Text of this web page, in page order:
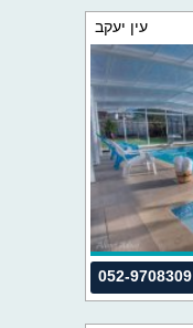
עין יעקב
052-9708309